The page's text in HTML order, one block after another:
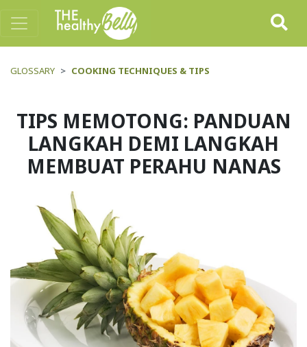
GLOSSARY COOKING TECHNIQUES & TIPS
TIPS MEMOTONG: PANDUAN
LANGKAH DEMI LANGKAH
MEMBUAT PERAHU NANAS